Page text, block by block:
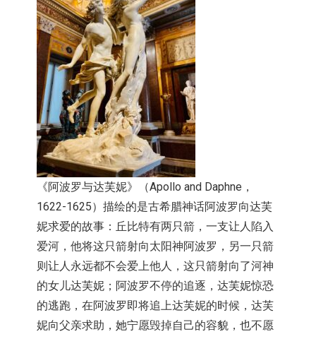
《阿波罗与达芙妮》（Apollo and Daphne，
1622-1625） 描绘的是古希腊神话阿波罗向达芙
妮求爱的故事：丘比特有两只箭， 一支让人陷入
爱河，他将这只箭射向太阳神阿波罗， 另一只箭
则让人永远都不会爱上他人， 这只箭射向了河神
的女儿达芙妮；阿波罗不停的追逐， 达芙妮惊恐
的逃跑，在阿波罗即将追上达芙妮的时候， 达芙
妮向父亲求助，她宁愿毁掉自己的容貌， 也不愿